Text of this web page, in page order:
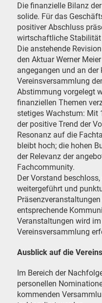
Die finanzielle Bilanz
solide. Für das
positiver Abschluss
wirtschaftliche Stabilität
Die anstehende
den Aktuar Werner
angegangen und an der
Vereinsversammlung
Abstimmung vorgelegt
finanziellen Themen
stetiges Wachstum: Mit
der positive Trend der
Resonanz auf die
bleibt hoch; die hohen
der Relevanz der
Fachcommunity.
Der Vorstand
weitergeführt und
entsprechende
Veranstaltungen wird
Vereinsversammlung
Ausblick auf die
Im Bereich der
personellen
kommenden